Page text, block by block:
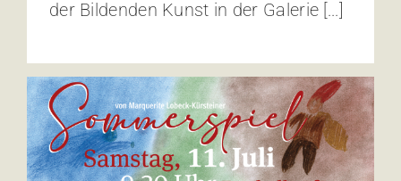
der Bildenden Kunst in der Galerie [...]